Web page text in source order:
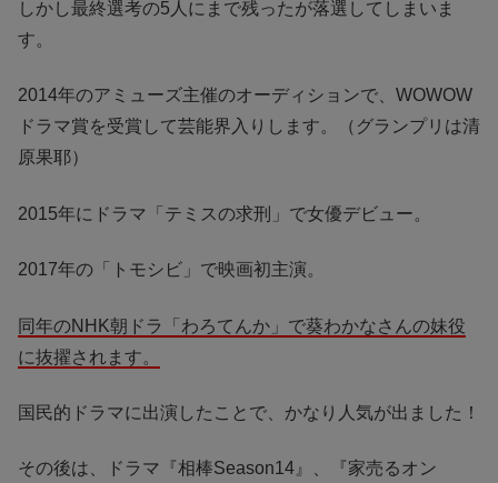
しかし最終選考の5人にまで残ったが落選してしまいま
す。
2014年のアミューズ主催のオーディションで、WOWOW
ドラマ賞を受賞して芸能界入りします。（グランプリは清
原果耶）
2015年にドラマ「テミスの求刑」で女優デビュー。
2017年の「トモシビ」で映画初主演。
同年のNHK朝ドラ「わろてんか」で葵わかなさんの妹役
に抜擢されます。
国民的ドラマに出演したことで、かなり人気が出ました！
その後は、ドラマ『相棒Season14』、『家売るオン